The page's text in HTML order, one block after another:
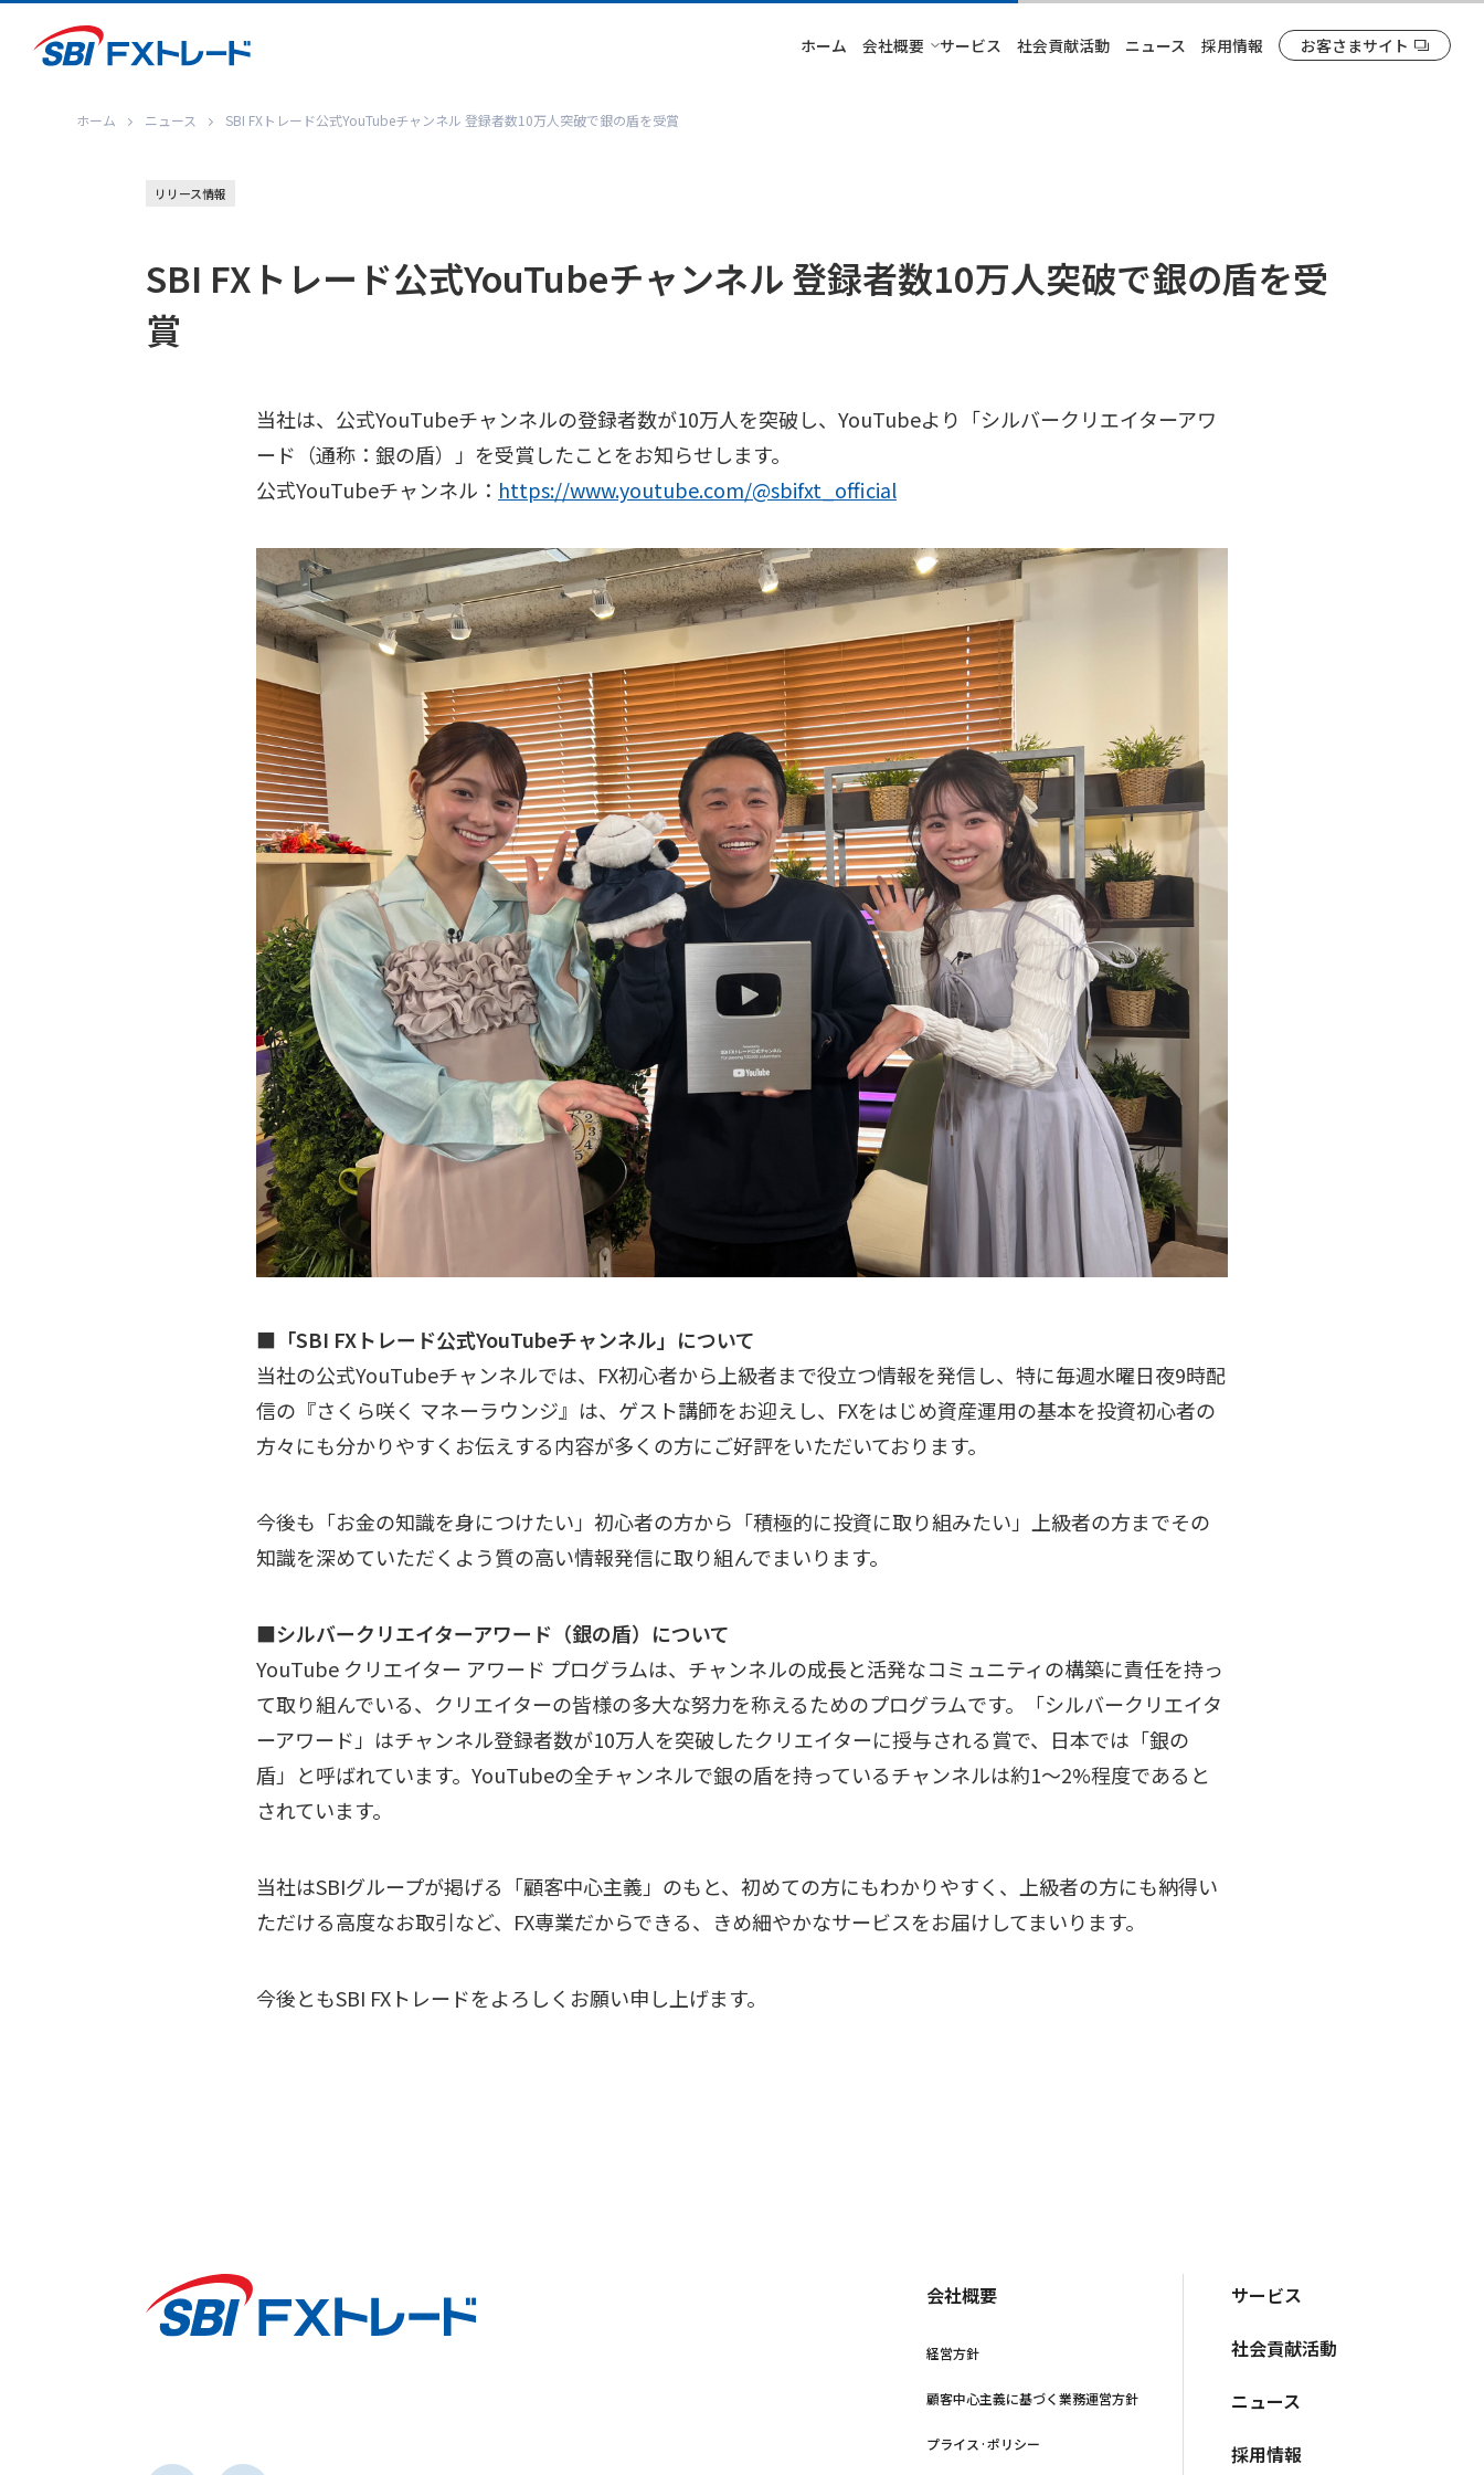
ホーム 会社概要 サービス 社会貢献活動 ニュース 採用情報 お客さまサイト
ホーム ニュース SBI FXトレード公式YouTubeチャンネル 登録者数10万人突破で銀の盾を受賞
リリース情報
SBI FXトレード公式YouTubeチャンネル 登録者数10万人突破で銀の盾を受
賞
当社は、公式YouTubeチャンネルの登録者数が10万人を突破し、YouTubeより「シルバークリエイターアワ
ード（通称：銀の盾）」を受賞したことをお知らせします。
公式YouTubeチャンネル： https://www.youtube.com/@sbifxt_official
■「SBI FXトレード公式YouTubeチャンネル」について
当社の公式YouTubeチャンネルでは、FX初心者から上級者まで役立つ情報を発信し、特に毎週水曜日夜9時配
信の『さくら咲く マネーラウンジ』は、ゲスト講師をお迎えし、FXをはじめ資産運用の基本を投資初心者の
方々にも分かりやすくお伝えする内容が多くの方にご好評をいただいております。
今後も「お金の知識を身につけたい」初心者の方から「積極的に投資に取り組みたい」上級者の方までその
知識を深めていただくよう質の高い情報発信に取り組んでまいります。
■シルバークリエイターアワード（銀の盾）について
YouTube クリエイター アワード プログラムは、チャンネルの成長と活発なコミュニティの構築に責任を持っ
て取り組んでいる、クリエイターの皆様の多大な努力を称えるためのプログラムです。「シルバークリエイタ
ーアワード」はチャンネル登録者数が10万人を突破したクリエイターに授与される賞で、日本では「銀の
盾」と呼ばれています。YouTubeの全チャンネルで銀の盾を持っているチャンネルは約1〜2%程度であると
されています。
当社はSBIグループが掲げる「顧客中心主義」のもと、初めての方にもわかりやすく、上級者の方にも納得い
ただける高度なお取引など、FX専業だからできる、きめ細やかなサービスをお届けしてまいります。
今後ともSBI FXトレードをよろしくお願い申し上げます。
会社概要
経営方針
顧客中心主義に基づく業務運営方針
プライス·ポリシー
サービス
社会貢献活動
ニュース
採用情報